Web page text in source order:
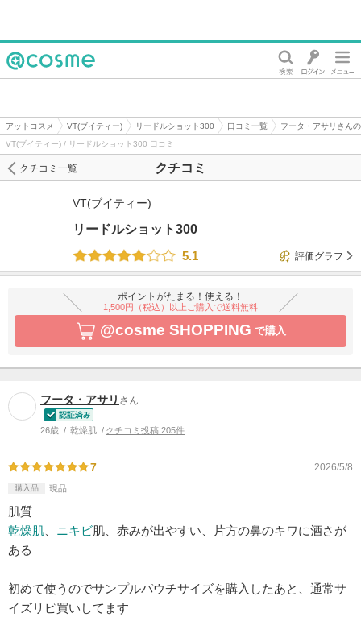
アットコスメ VT(ブイティー) リードルショット300 口コミ一覧
フータ・アサリさん
VT(ブイティー) / リードルショット300 口コミ
クチコミ
クチコミ一覧
VT(ブイティー)
リードルショット300
5.1
評価グラフ
ポイントがたまる！使える！
1,500円（税込）以上ご購入で送料無料
@cosme SHOPPING で購入
フータ・アサリ さん
26歳 乾燥肌 クチコミ投稿 205件
7 2026/5/8
購入品 現品
肌質
乾燥肌
ニキビ肌、赤みが出やすい、片方の鼻のキワに酒さが
ある
初めて使うのでサンプルパウチサイズを購入したあと、通常サ
イズリピ買いしてます